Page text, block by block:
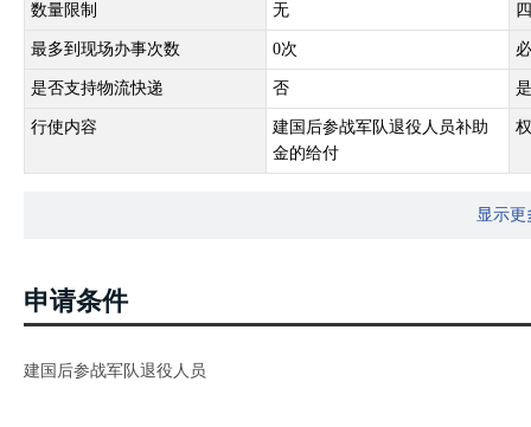
数量限制 无
最多到现场办事次数 0次
是否支持物流快递 否
行使内容
建国后参战军队退役人员补助
金的给付
显示更
申请条件
建国后参战军队退役人员